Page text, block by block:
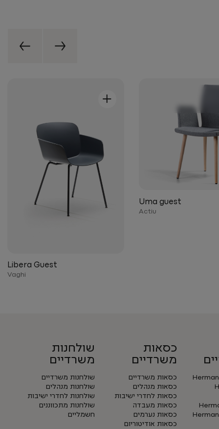
Uma guest
Actiu
+
Libera Guest
Vaghi
כסאות
משרדיים
כסאות משרדיים
כסאות מנהלים
כסאות לחדרי ישיבות
כסאות מעבדה
כסאות נערמים
כסאות אודיטוריום
שולחנות
משרדיים
שולחנות משרדיים
שולחנות מנהלים
שולחנות לחדרי ישיבות
שולחנות מתכווננים
חשמליים